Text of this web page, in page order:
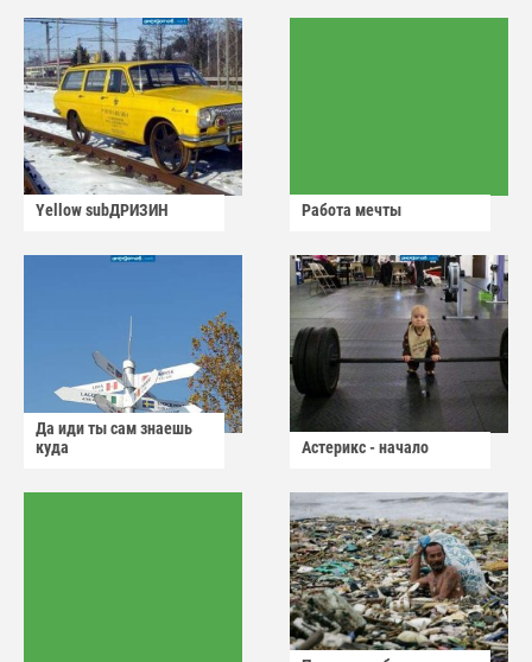
Yellow subДРИЗИН Работа мечты
Да иди ты сам знаешь
куда
Астерикс - начало